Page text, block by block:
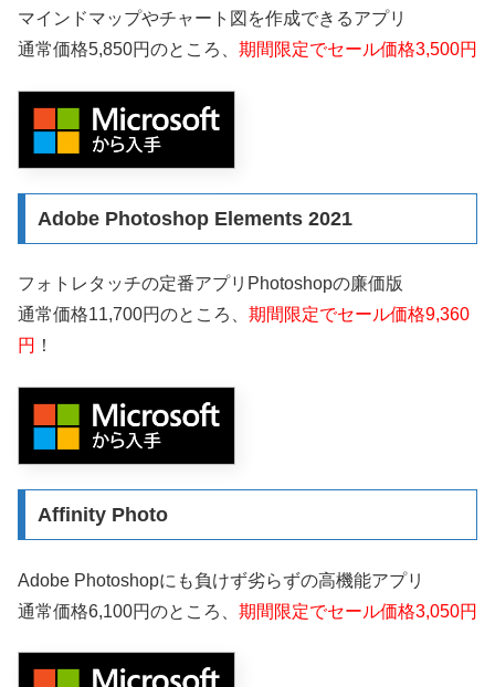
マインドマップやチャート図を作成できるアプリ
通常価格5,850円のところ、 期間限定でセール価格3,500円
Adobe Photoshop Elements 2021
フォトレタッチの定番アプリPhotoshopの廉価版
通常価格11,700円のところ、 期間限定でセール価格9,360
円 ！
Affinity Photo
Adobe Photoshopにも負けず劣らずの高機能アプリ
通常価格6,100円のところ、 期間限定でセール価格3,050円